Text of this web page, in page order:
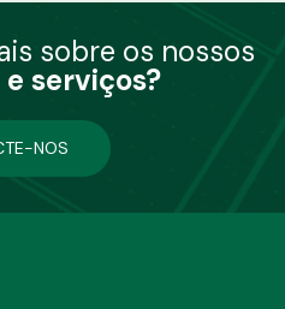
sobre os nossos
serviços?
NOS